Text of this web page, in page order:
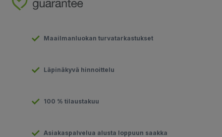
Maailmanluokan turvatarkastukset
Läpinäkyvä hinnoittelu
100 % tilaustakuu
Asiakaspalvelua alusta loppuun saakka